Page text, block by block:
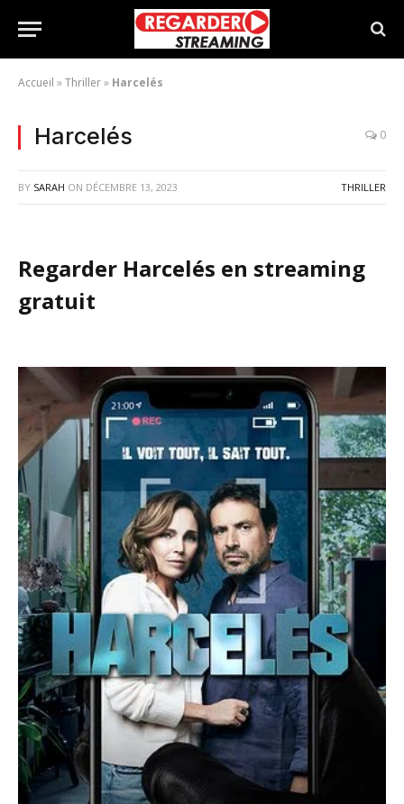
Accueil »Thriller» Harcelés
Harcelés 0
BY SARAH ON DÉCEMBRE 13, 2023 THRILLER
Regarder Harcelés en streaming
gratuit